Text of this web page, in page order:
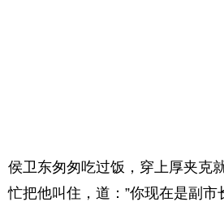
侯卫东匆匆吃过饭，穿上厚夹克
忙把他叫住，道：”你现在是副